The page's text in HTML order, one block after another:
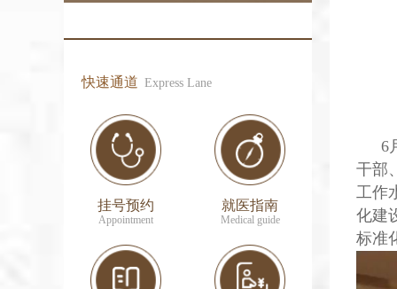
快速通道 Express Lane
挂号预约
Appointment
就医指南
Medical guide
6
干部
工作
化建
标准